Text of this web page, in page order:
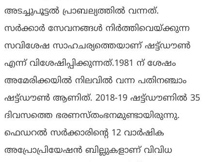
അടച്ചുപൂട്ടൽ പ്രാബല്യത്തിൽ വന്നത്.
സര്‍ക്കാര്‍ സേവനങ്ങള്‍ നിര്‍ത്തിവെയ്ക്കുന്ന
സവിശേഷ സാഹചര്യത്തെയാണ് ഷട്ട്ഡൗണ്‍
എന്ന് വിശേഷിപ്പിക്കുന്നത്.1981 ന് ശേഷം
അമേരിക്കയിൽ നിലവിൽ വന്ന പതിനഞ്ചാം
ഷട്ട്ഡൗൺ ആണിത്. 2018-19 ഷട്ട്ഡൗണില്‍ 35
ദിവസത്തെ ഭരണസ്തംഭനമുണ്ടായിരുന്നു.
ഫെഡറല്‍ സര്‍ക്കാരിന്റെ 12 വാര്‍ഷിക
അപ്രോപ്രിയേഷന്‍ ബില്ലുകളാണ് വിവിധ